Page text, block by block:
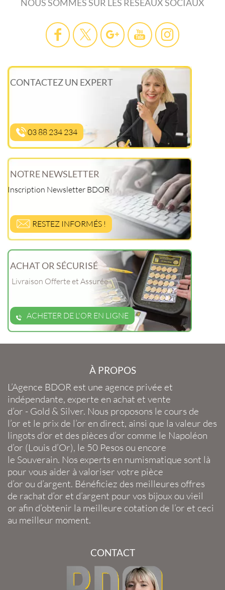
NOUS SOMMES SUR LES RÉSEAUX SOCIAUX
CONTACTEZ UN EXPERT
03 88 234 234
NOTRE NEWSLETTER
Inscription Newsletter BDOR
RESTEZ INFORMÉS !
ACHAT OR SÉCURISÉ
Livraison Offerte et Assurée
ACHETER DE L'OR EN LIGNE
À PROPOS
L’Agence BDOR est une agence privée et
indépendante, experte en achat et vente
d’or - Gold & Silver. Nous proposons le cours de
l’or et le prix de l’or en direct, ainsi que la valeur des
lingots d’or et des pièces d’or comme le Napoléon
d’or (Louis d’Or), le 50 Pesos ou encore
le Souverain. Nos experts en numismatique sont là
pour vous aider à valoriser votre pièce
d’or ou d’argent. Bénéficiez des meilleures offres
de rachat d’or et d’argent pour vos bijoux ou vieil
or afin d’obtenir la meilleure cotation de l’or et ceci
au meilleur moment.
CONTACT